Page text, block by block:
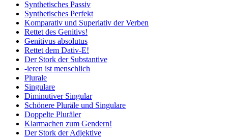
Synthetisches Passiv
Synthetisches Perfekt
Komparativ und Superlativ der Verben
Rettet des Genitivs!
Genitivus absolutus
Rettet dem Dativ-E!
Der Stork der Substantive
-ieren ist menschlich
Plurale
Singulare
Diminutiver Singular
Schönere Pluräle und Singulare
Doppelte Pluräler
Klarmachen zum Gendern!
Der Stork der Adjektive